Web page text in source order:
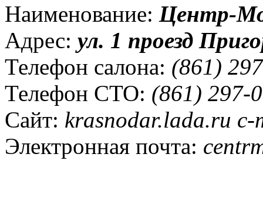
Наименование: Центр-
Адрес: ул. 1 проезд
Телефон салона: (861)
Телефон СТО: (861) 297-
Сайт: krasnodar.lada.ru c-
Электронная почта: